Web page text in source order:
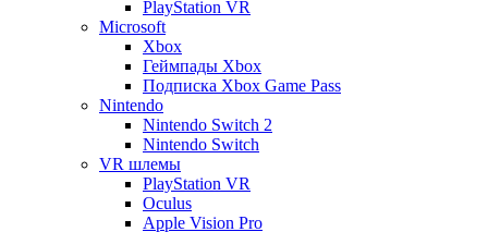
PlayStation VR
Microsoft
Xbox
Геймпады Xbox
Подписка Xbox Game Pass
Nintendo
Nintendo Switch 2
Nintendo Switch
VR шлемы
PlayStation VR
Oculus
Apple Vision Pro